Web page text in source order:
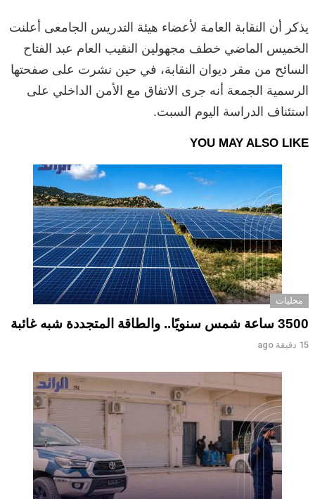
يذكر أن النقابة العامة لأعضاء هيئة التدريس الجامعى أعلنت
الخميس الماضي خطف مجهولين النقيب العام عبد الفتاح
السائح من مقر ديوان النقابة، في حين نشرت على صفحتها
الرسمية الجمعة أنه جرى الاتفاق مع الأمن الداخلي على
استئناف الدراسة اليوم السبت.
YOU MAY ALSO LIKE
محليات
3500 ساعة شمس سنويًا.. والطاقة المتجددة شبه غائبة
15 دقيقة ago